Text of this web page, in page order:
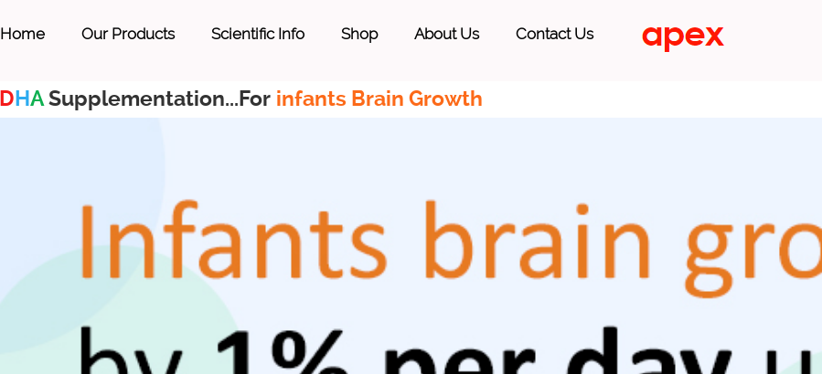
Home Our Products Scientific Info Shop About Us Contact Us
DHASupplementation...For infants Brain Growth